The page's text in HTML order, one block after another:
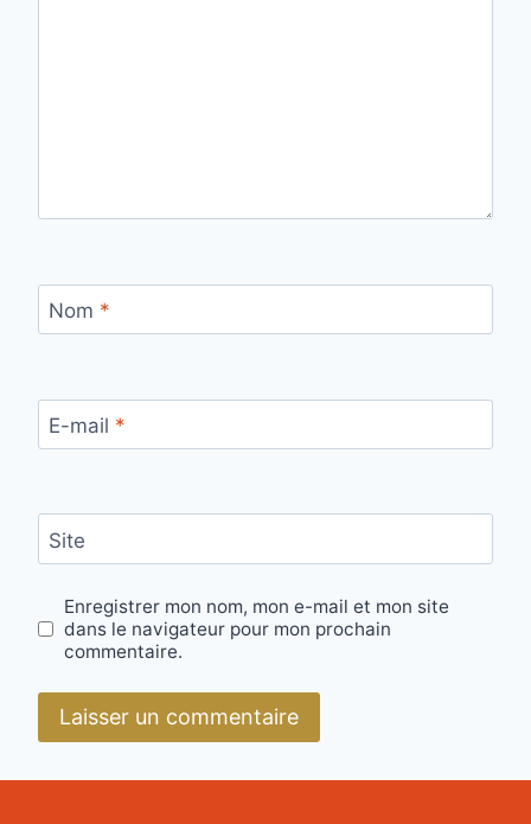
Nom *
E-mail *
Site
Enregistrer mon nom, mon e-mail et mon site
dans le navigateur pour mon prochain
commentaire.